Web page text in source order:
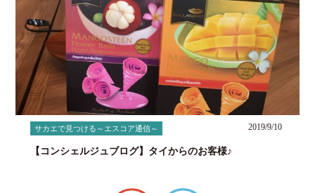
サカエで見つける～エスコア通信～ 2019/9/10
【コンシェルジュブログ】タイからのお客様♪